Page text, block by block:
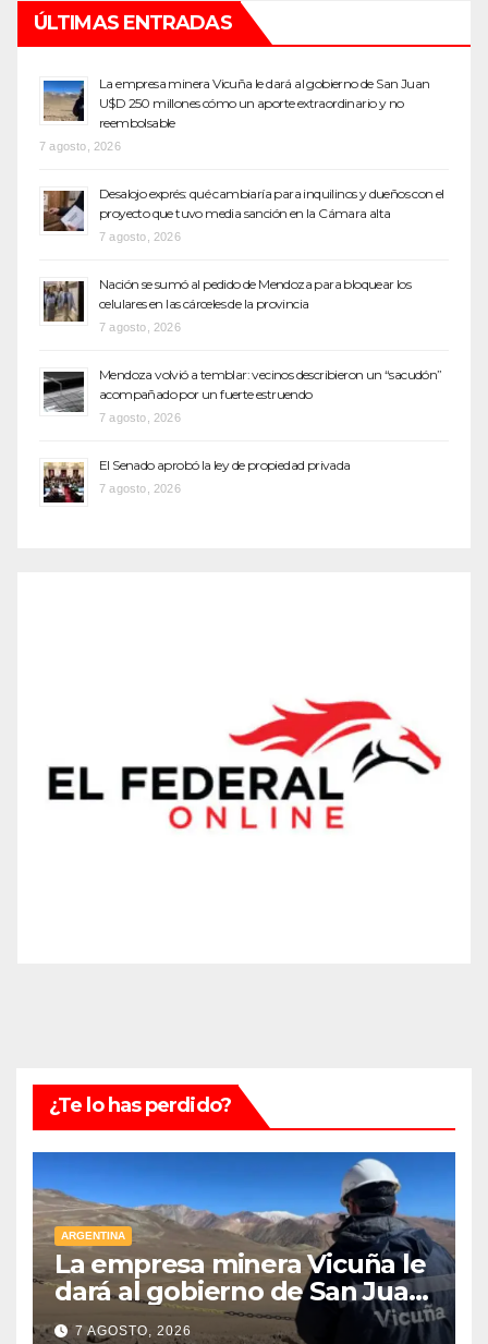
ÚLTIMAS ENTRADAS
La empresa minera Vicuña le dará al gobierno de San Juan
U$D 250 millones cómo un aporte extraordinario y no
reembolsable
7 agosto, 2026
Desalojo exprés: qué cambiaría para inquilinos y dueños con el
proyecto que tuvo media sanción en la Cámara alta
7 agosto, 2026
Nación se sumó al pedido de Mendoza para bloquear los
celulares en las cárceles de la provincia
7 agosto, 2026
Mendoza volvió a temblar: vecinos describieron un “sacudón”
acompañado por un fuerte estruendo
7 agosto, 2026
El Senado aprobó la ley de propiedad privada
7 agosto, 2026
¿Te lo has perdido?
ARGENTINA
La empresa minera Vicuña le
dará al gobierno de San Juan
U$D 250 millones cómo un
7 AGOSTO, 2026